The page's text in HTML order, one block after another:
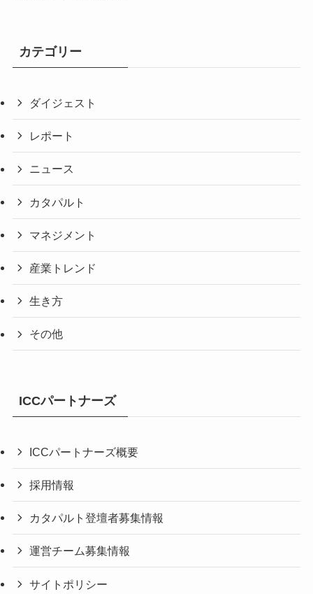
カテゴリー
ダイジェスト
レポート
ニュース
カタパルト
マネジメント
産業トレンド
生き方
その他
ICCパートナーズ
ICCパートナーズ概要
採用情報
カタパルト登壇者募集情報
運営チーム募集情報
サイトポリシー